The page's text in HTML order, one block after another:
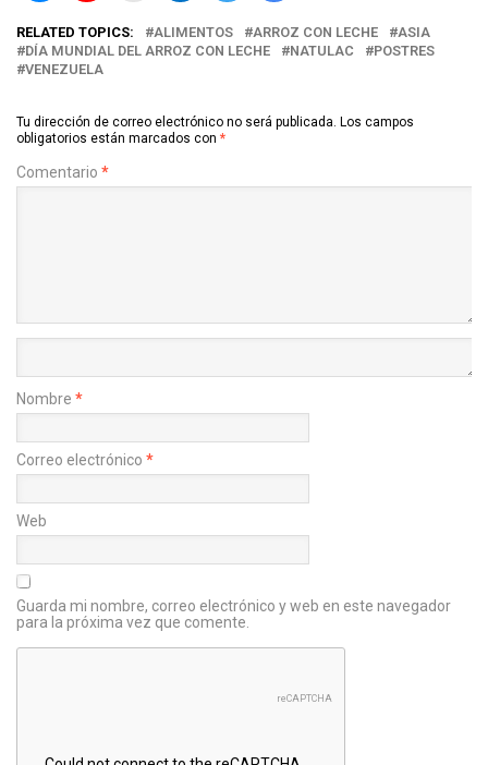
RELATED TOPICS: ALIMENTOS ARROZ CON LECHE
ASIA
DÍA MUNDIAL DEL ARROZ CON LECHE
NATULAC
POSTRES
VENEZUELA
Tu dirección de correo electrónico no será publicada. Los campos
obligatorios están marcados con *
Comentario *
Nombre *
Correo electrónico *
Web
Guarda mi nombre, correo electrónico y web en este navegador
para la próxima vez que comente.